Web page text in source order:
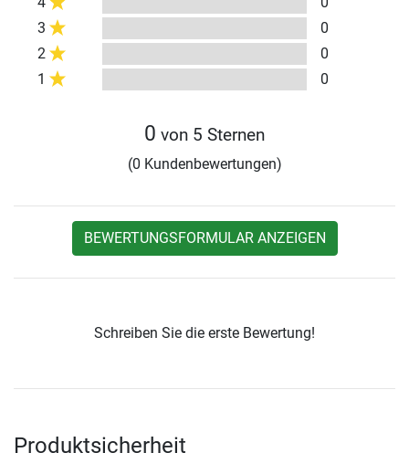
3
0
2
0
1
0
0 von 5 Sternen
(0 Kundenbewertungen)
BEWERTUNGSFORMULAR ANZEIGEN
Schreiben Sie die erste Bewertung!
Produktsicherheit